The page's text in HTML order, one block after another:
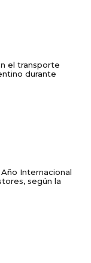
el transporte
durante
Internacional
según la